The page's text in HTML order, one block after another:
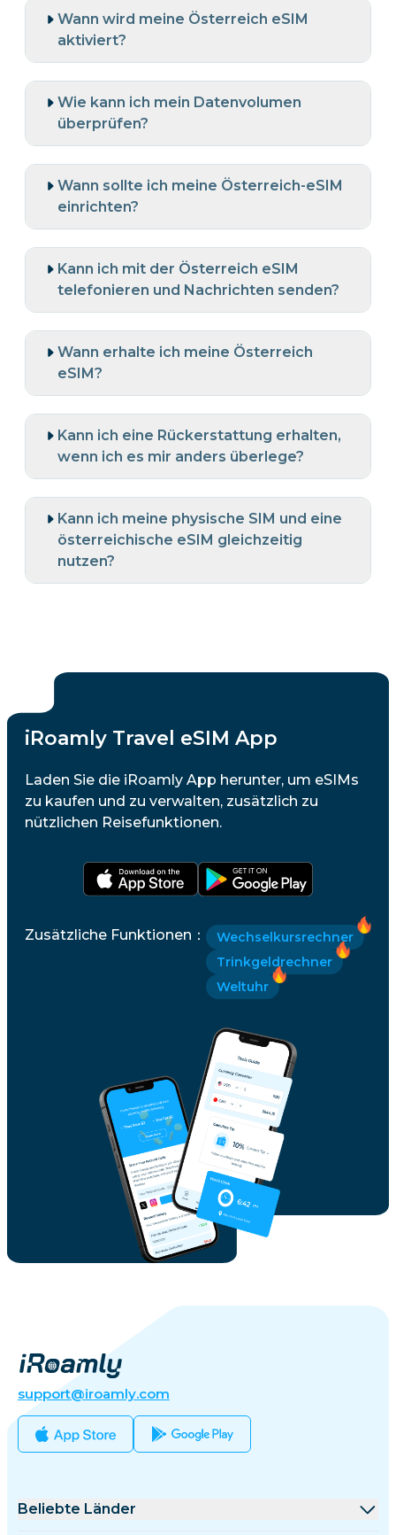
Wann wird meine Österreich eSIM
aktiviert?
Wie kann ich mein Datenvolumen
überprüfen?
Wann sollte ich meine Österreich-eSIM
einrichten?
Kann ich mit der Österreich eSIM
telefonieren und Nachrichten senden?
Wann erhalte ich meine Österreich
eSIM?
Kann ich eine Rückerstattung erhalten,
wenn ich es mir anders überlege?
Kann ich meine physische SIM und eine
österreichische eSIM gleichzeitig
nutzen?
iRoamly Travel eSIM App
Laden Sie die iRoamly App herunter, um eSIMs
zu kaufen und zu verwalten, zusätzlich zu
nützlichen Reisefunktionen.
Zusätzliche Funktionen ：
Wechselkursrechner
Trinkgeldrechner
Weltuhr
support@iroamly.com
Beliebte Länder